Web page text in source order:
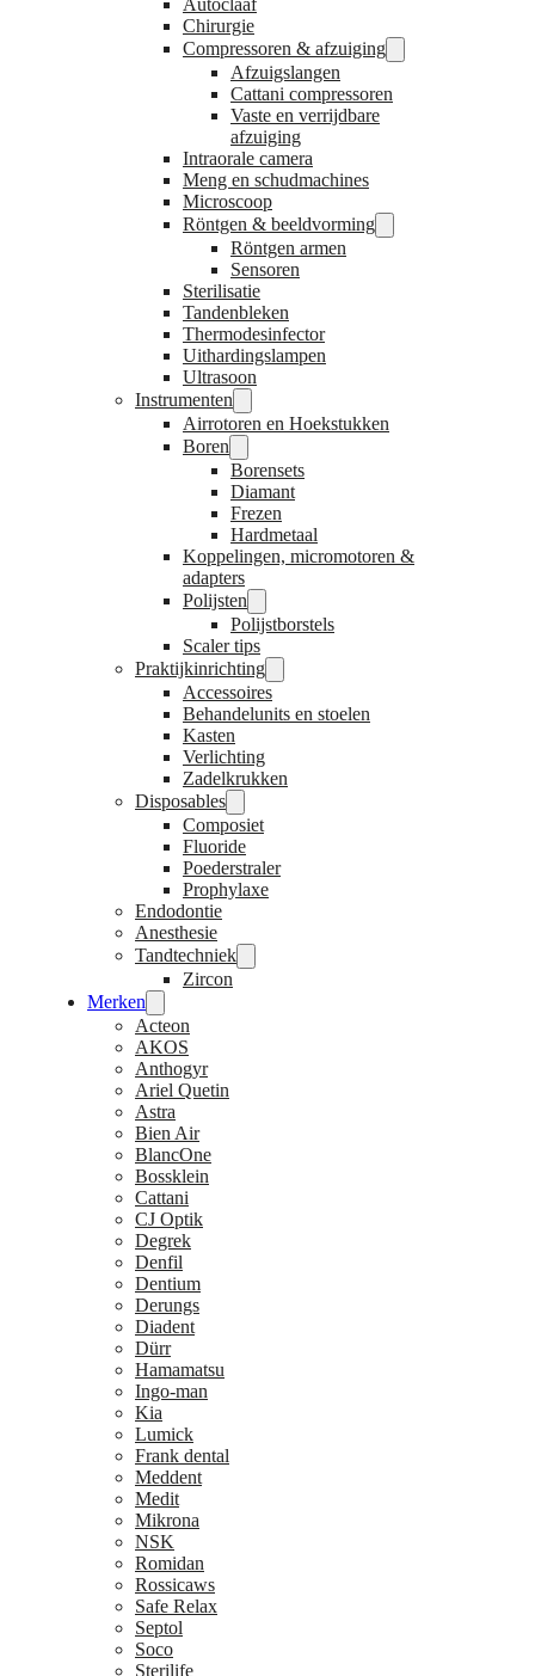
Autoclaaf
Chirurgie
Compressoren & afzuiging
Afzuigslangen
Cattani compressoren
Vaste en verrijdbare
afzuiging
Intraorale camera
Meng en schudmachines
Microscoop
Röntgen & beeldvorming
Röntgen armen
Sensoren
Sterilisatie
Tandenbleken
Thermodesinfector
Uithardingslampen
Ultrasoon
Instrumenten
Airrotoren en Hoekstukken
Boren
Borensets
Diamant
Frezen
Hardmetaal
Koppelingen, micromotoren &
adapters
Polijsten
Polijstborstels
Scaler tips
Praktijkinrichting
Accessoires
Behandelunits en stoelen
Kasten
Verlichting
Zadelkrukken
Disposables
Composiet
Fluoride
Poederstraler
Prophylaxe
Endodontie
Anesthesie
Tandtechniek
Zircon
Merken
Acteon
AKOS
Anthogyr
Ariel Quetin
Astra
Bien Air
BlancOne
Bossklein
Cattani
CJ Optik
Degrek
Denfil
Dentium
Derungs
Diadent
Dürr
Hamamatsu
Ingo-man
Kia
Lumick
Frank dental
Meddent
Medit
Mikrona
NSK
Romidan
Rossicaws
Safe Relax
Septol
Soco
Sterilife